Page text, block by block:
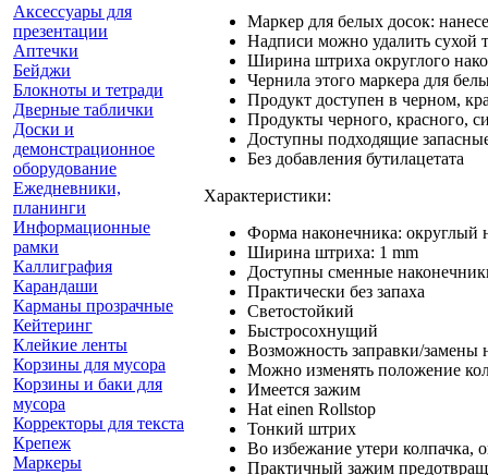
Аксессуары для
презентации
Аптечки
Бейджи
Блокноты и тетради
Дверные таблички
Доски и
демонстрационное
оборудование
Ежедневники,
планинги
Информационные
рамки
Каллиграфия
Карандаши
Карманы прозрачные
Кейтеринг
Клейкие ленты
Корзины для мусора
Корзины и баки для
мусора
Корректоры для текста
Крепеж
Маркеры
Маркер для белых досок:
Надписи можно удалить сухой
Ширина штриха округлого
Чернила этого маркера для
Продукт доступен в черном,
Продукты черного, красного,
Доступны подходящие
Без добавления бутилацетата
Характеристики:
Форма наконечника: округлый
Ширина штриха: 1 mm
Доступны сменные
Практически без запаха
Светостойкий
Быстросохнущий
Возможность заправки/замены
Можно изменять положение
Имеется зажим
Hat einen Rollstop
Тонкий штрих
Во избежание утери колпачка,
Практичный зажим